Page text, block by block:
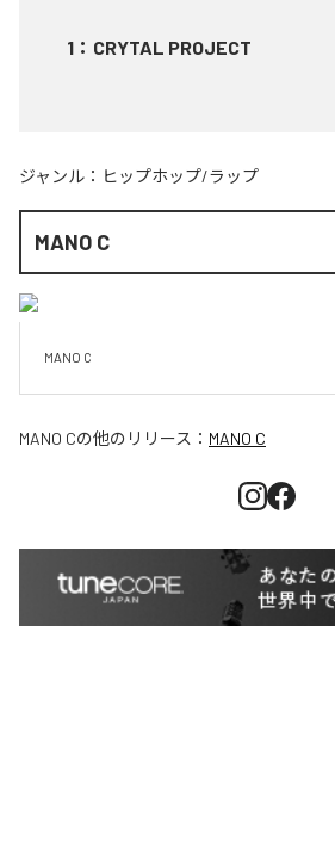
1 ： CRYTAL PROJECT
ジャンル： ヒップホップ/ラップ
MANO C
MANO C
MANO Cの他のリリース： MANO C